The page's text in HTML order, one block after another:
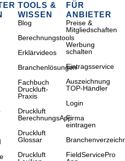
TOOLS &
WISSEN
Blog
Berechnungstools
Erklärvideos
Branchenlösungen
Fachbuch
Druckluft-
Praxis
Druckluft
BerechnungsApp
Druckluft
Glossar
Druckluft
FÜR
ANBIETER
Preise &
Mitgliedschaften
Werbung
schalten
Eintragsservice
Auszeichnung
TOP-Händler
Login
Firma
eintragen
FieldServicePro